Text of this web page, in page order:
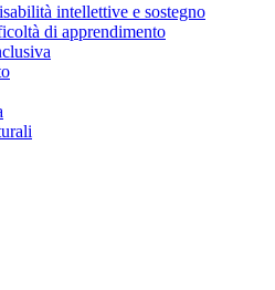
intellettive e sostegno
di apprendimento